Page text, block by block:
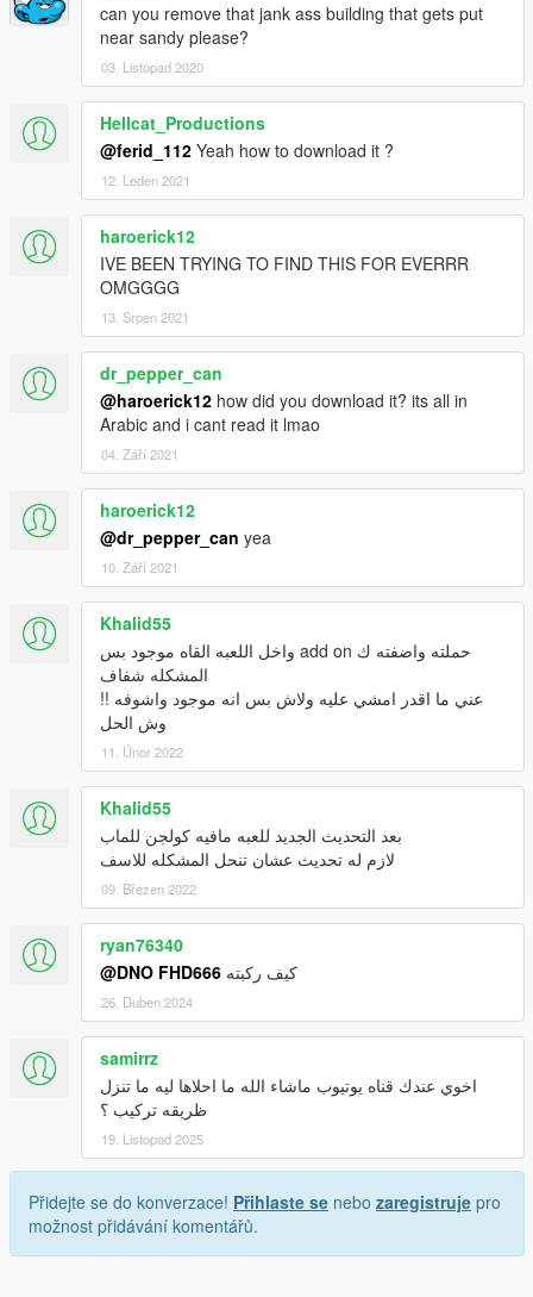
can you remove that jank ass building that gets put
near sandy please?
03. Listopad 2020
Hellcat_Productions
@ferid_112 Yeah how to download it ?
12. Leden 2021
haroerick12
IVE BEEN TRYING TO FIND THIS FOR EVERRR
OMGGGG
13. Srpen 2021
dr_pepper_can
@haroerick12 how did you download it? its all in
Arabic and i cant read it lmao
04. Září 2021
haroerick12
@dr_pepper_can yea
10. Září 2021
Khalid55
حملته واضفته ك add on واخل اللعبه القاه موجود بس
المشكله شفاف
عني ما اقدر امشي عليه ولاش بس انه موجود واشوفه !!
وش الحل
11. Únor 2022
Khalid55
بعد التحديث الجديد للعبه مافيه كولجن للماب
لازم له تحديث عشان تنحل المشكله للاسف
09. Březen 2022
ryan76340
@DNO FHD666 كيف ركبته
26. Duben 2024
samirrz
اخوي عندك قناه يوتيوب ماشاء الله ما احلاها ليه ما تنزل
ظريقه تركيب ؟
19. Listopad 2025
Přidejte se do konverzace! Přihlaste se nebo zaregistruje pro
možnost přidávání komentářů.